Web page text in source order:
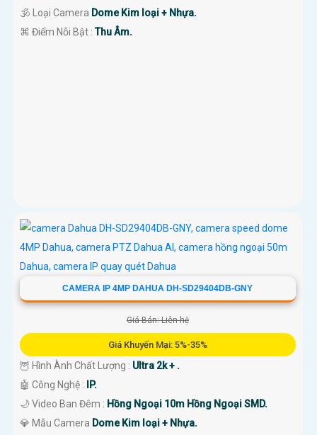
🕉️ Loại Camera Dome Kim loại + Nhựa.
️⌘ Điểm Nỗi Bật :Thu Âm.
CAMERA IP 4MP DAHUA DH-SD29404DB-GNY
Giá Bán: Liên hệ
Giá Khuyến Mại: 5%-35%
🦉 Hình Ành Chất Lượng : Ultra 2k + .
🤖️ Công Nghệ :
IP.
🌙 Video Ban Đêm : Hồng Ngoại 10m Hồng Ngoại SMD.
💎 Mẫu Camera Dome Kim loại + Nhựa.